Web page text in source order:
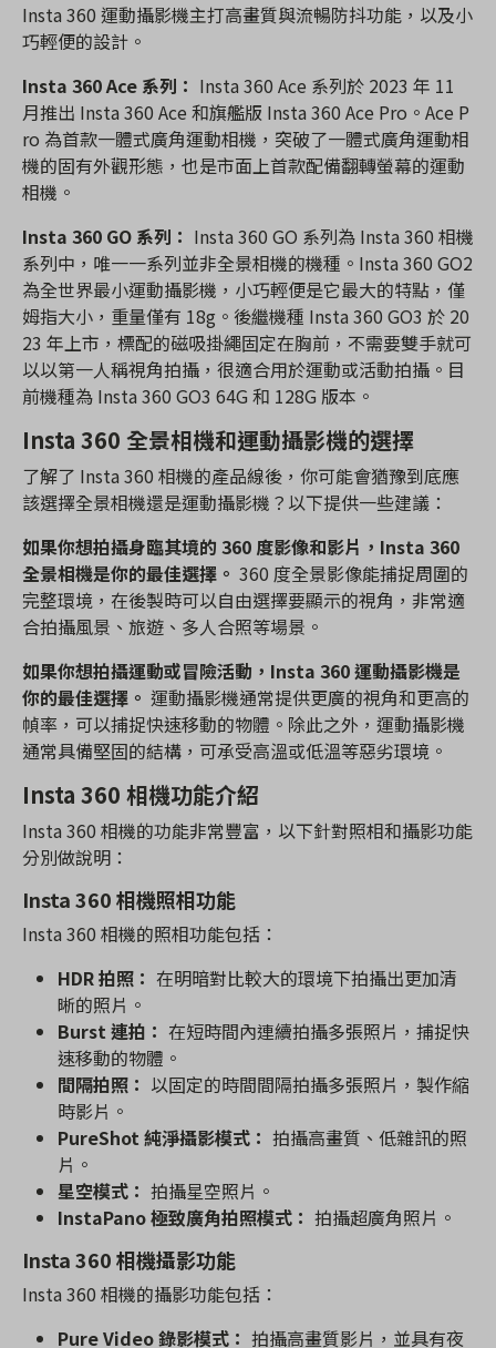
Insta 360 運動攝影機主打高畫質與流暢防抖功能，以及小
巧輕便的設計。
Insta 360 Ace 系列： Insta 360 Ace 系列於 2023 年 11
月推出 Insta 360 Ace 和旗艦版 Insta 360 Ace Pro。Ace P
ro 為首款一體式廣角運動相機，突破了一體式廣角運動相
機的固有外觀形態，也是市面上首款配備翻轉螢幕的運動
相機。
Insta 360 GO 系列： Insta 360 GO 系列為 Insta 360 相機
系列中，唯一一系列並非全景相機的機種。Insta 360 GO2
為全世界最小運動攝影機，小巧輕便是它最大的特點，僅
姆指大小，重量僅有 18g。後繼機種 Insta 360 GO3 於 20
23 年上市，標配的磁吸掛繩固定在胸前，不需要雙手就可
以以第一人稱視角拍攝，很適合用於運動或活動拍攝。目
前機種為 Insta 360 GO3 64G 和 128G 版本。
Insta 360 全景相機和運動攝影機的選擇
了解了 Insta 360 相機的產品線後，你可能會猶豫到底應
該選擇全景相機還是運動攝影機？以下提供一些建議：
如果你想拍攝身臨其境的 360 度影像和影片，Insta 360
全景相機是你的最佳選擇。 360 度全景影像能捕捉周圍的
完整環境，在後製時可以自由選擇要顯示的視角，非常適
合拍攝風景、旅遊、多人合照等場景。
如果你想拍攝運動或冒險活動，Insta 360 運動攝影機是
你的最佳選擇。 運動攝影機通常提供更廣的視角和更高的
幀率，可以捕捉快速移動的物體。除此之外，運動攝影機
通常具備堅固的結構，可承受高溫或低溫等惡劣環境。
Insta 360 相機功能介紹
Insta 360 相機的功能非常豐富，以下針對照相和攝影功能
分別做說明：
Insta 360 相機照相功能
Insta 360 相機的照相功能包括：
HDR 拍照： 在明暗對比較大的環境下拍攝出更加清
晰的照片。
Burst 連拍： 在短時間內連續拍攝多張照片，捕捉快
速移動的物體。
間隔拍照： 以固定的時間間隔拍攝多張照片，製作縮
時影片。
PureShot 純淨攝影模式： 拍攝高畫質、低雜訊的照
片。
星空模式： 拍攝星空照片。
InstaPano 極致廣角拍照模式： 拍攝超廣角照片。
Insta 360 相機攝影功能
Insta 360 相機的攝影功能包括：
Pure Video 錄影模式： 拍攝高畫質影片，並具有夜